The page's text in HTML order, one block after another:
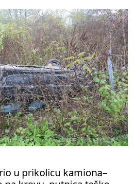
u prikolicu kamiona–